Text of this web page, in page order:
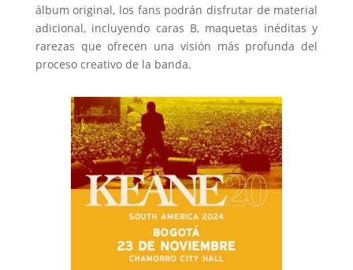
álbum original, los fans podrán disfrutar de material
adicional, incluyendo caras B, maquetas inéditas y
rarezas que ofrecen una visión más profunda del
proceso creativo de la banda.